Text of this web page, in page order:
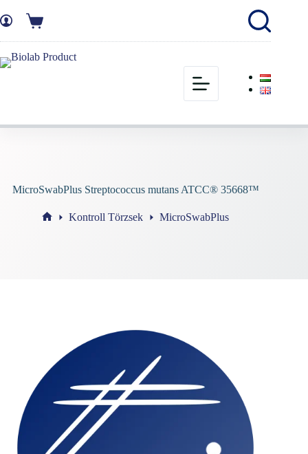
MicroSwabPlus Streptococcus mutans ATCC® 35668™
Kontroll Törzsek MicroSwabPlus